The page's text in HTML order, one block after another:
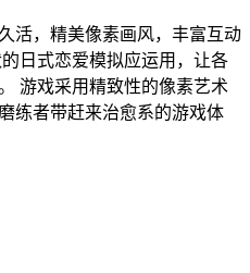
活，精美像素画风，丰富互动
日式恋爱模拟应运用，让各
游戏采用精致性的像素艺术
练者带赶来治愈系的游戏体